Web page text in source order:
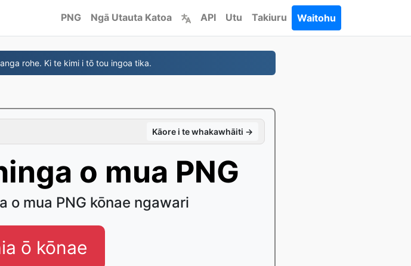
PNG Ngā Utauta Katoa API Utu Takiuru Waitohu
rohe. Ki te kimi i tō tou ingoa tika.
Kāore i te whakawhāiti →
o mua PNG
o mua PNG kōnae ngawari
ō kōnae